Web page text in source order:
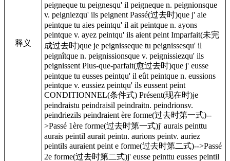
释义
peigneque tu peignesqu' il peigneque n. peignionsque
v. peigniezqu' ils peignent Passé(过去时)que j' aie
peintque tu aies peintqu' il ait peintque n. ayons
peintque v. ayez peintqu' ils aient peint Imparfait(未完
成过去时)que je peignisseque tu peignissesqu' il
peignîtque n. peignissionsque v. peignissiezqu' ils
peignissent Plus-que-parfait(愈过去时)que j' eusse
peintque tu eusses peintqu' il eût peintque n. eussions
peintque v. eussiez peintqu' ils eussent peint
CONDITIONNEL(条件式) Présent(现在时)je
peindraistu peindraisil peindraitn. peindrionsv.
peindriezils peindraient ère forme(过去时第一式)--
>Passé 1ère forme(过去时第一式)j' aurais peinttu
aurais peintil aurait peintn. aurions peintv. auriez
peintils auraient peint e forme(过去时第二式)-->Passé
2e forme(过去时第二式)j' eusse peinttu eusses peintil